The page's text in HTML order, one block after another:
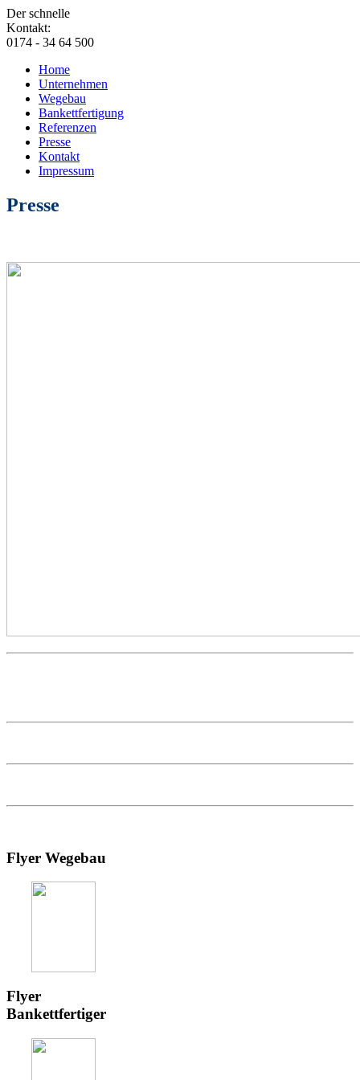
Der schnelle
Kontakt:
0174 - 34 64 500
Home
Unternehmen
Wegebau
Bankettfertigung
Referenzen
Presse
Kontakt
Impressum
Presse
Flyer Wegebau
Flyer
Bankettfertiger